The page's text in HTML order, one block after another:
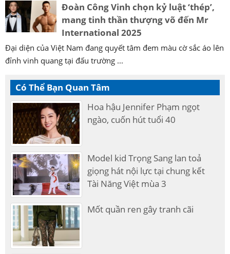
Đoàn Công Vinh chọn kỷ luật ‘thép’,
mang tinh thần thượng võ đến Mr
International 2025
Đại diện của Việt Nam đang quyết tâm đem màu cờ sắc áo lên
đỉnh vinh quang tại đấu trường ...
Có Thể Bạn Quan Tâm
Hoa hậu Jennifer Phạm ngọt
ngào, cuốn hút tuổi 40
Model kid Trọng Sang lan toả
giọng hát nội lực tại chung kết
Tài Năng Việt mùa 3
Mốt quần ren gây tranh cãi